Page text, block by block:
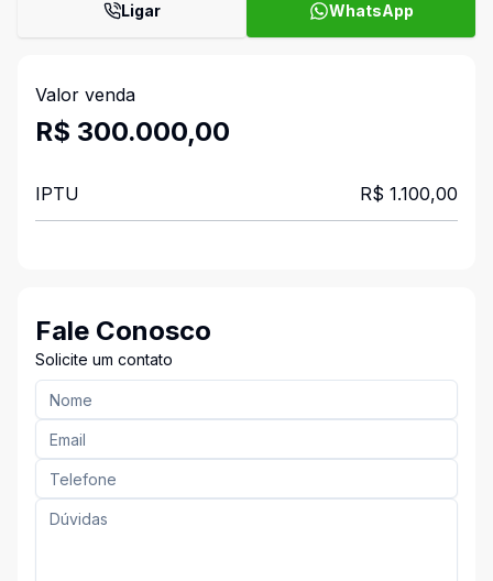
Ligar WhatsApp
Valor venda
R$ 300.000,00
IPTU R$ 1.100,00
Fale Conosco
Solicite um contato